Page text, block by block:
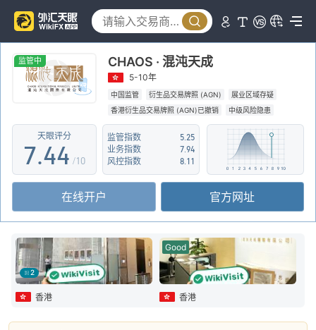
监管中 CHAOS · 混沌天成
5-10年
中国监管 衍生品交易牌照 (AGN)
展业区域存疑
香港衍生品交易牌照 (AGN)已撤销
中级风险隐患
天眼评分
2
3
4
5
6
7
8
9
.
0
1
2
3
4
5
6
7
8
9
0
1
2
3
4
5
6
7
8
/10
监管指数
5.25
业务指数
7.94
风控指数
8.11
在线开户 官方网址
2
香港
Good
香港